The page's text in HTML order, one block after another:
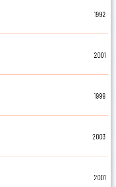
1992
2001
1999
2003
2001